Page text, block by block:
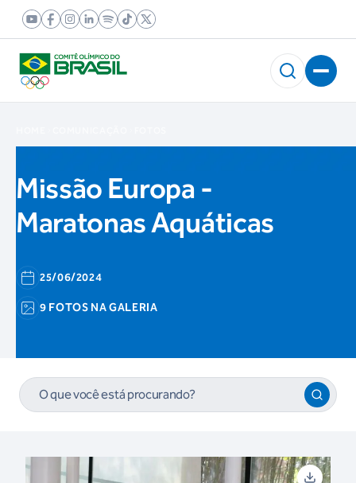
Missão Europa -
Maratonas Aquáticas
25/06/2024
9 FOTOS NA GALERIA